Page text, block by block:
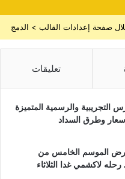
تعليقات
التجريبية والرسمية المتميزة
الموسم الخامس من
لاكشمي غدا الثلاثاء